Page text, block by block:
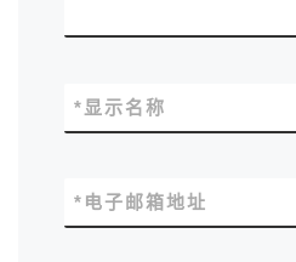
显示名称
*
电子邮箱地址
*